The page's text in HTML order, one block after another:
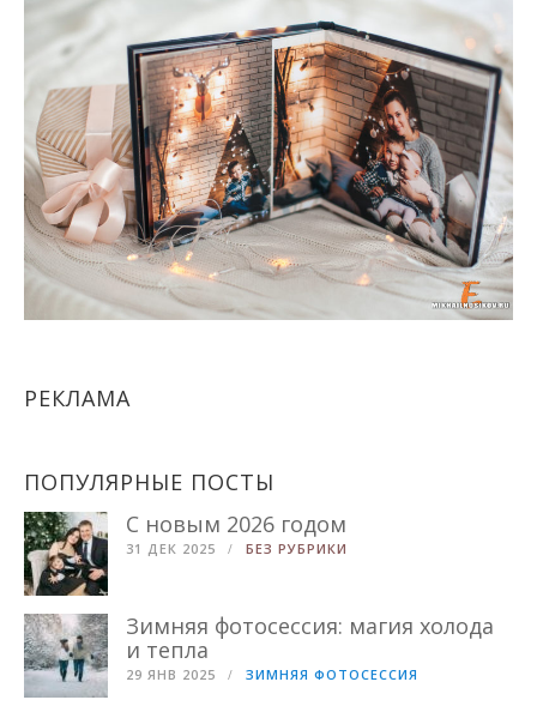
РЕКЛАМА
ПОПУЛЯРНЫЕ ПОСТЫ
С новым 2026 годом
31 ДЕК 2025 БЕЗ РУБРИКИ
Зимняя фотосессия: магия холода
и тепла
29 ЯНВ 2025 ЗИМНЯЯ ФОТОСЕССИЯ